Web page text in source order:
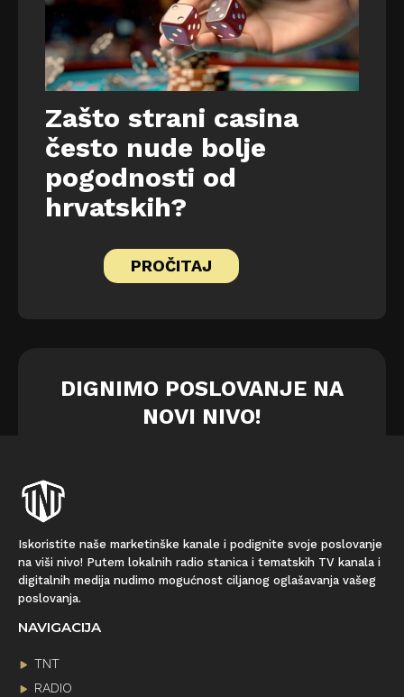
Zašto strani casina
često nude bolje
pogodnosti od
hrvatskih?
PROČITAJ
DIGNIMO POSLOVANJE NA
NOVI NIVO!
Iskoristite naše marketinške kanale i podignite svoje poslovanje
na viši nivo! Putem lokalnih radio stanica i tematskih TV kanala i
digitalnih medija nudimo mogućnost ciljanog oglašavanja vašeg
poslovanja.
NAVIGACIJA
TNT
RADIO